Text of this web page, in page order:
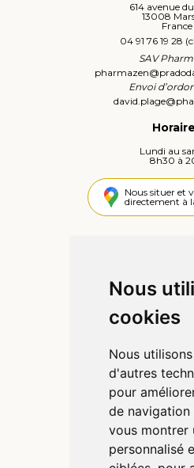
Nous
cookies
Nous
d'autres
pour
de
vous montrer
personnalisé
614 avenue
13008
France
04 91 76 19 28
SAV
pharmazen@
Envoi
david.plage@
Lundi au
8h30 à
Nous situer et
directement à
Qui sommes-
Déclarer un effet
Mentions
CGV
Données
Cookies
Préférences